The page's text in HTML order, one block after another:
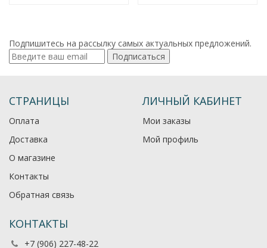
Подпишитесь на рассылку самых актуальных предложений.
Подписаться
СТРАНИЦЫ
Оплата
Доставка
О магазине
Контакты
Обратная связь
ЛИЧНЫЙ КАБИНЕТ
Мои заказы
Мой профиль
КОНТАКТЫ
+7 (906) 227-48-22